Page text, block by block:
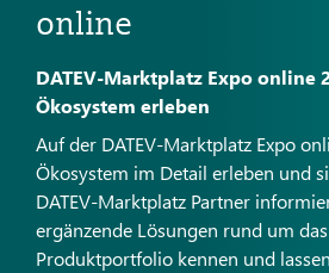
online
DATEV-Marktplatz Expo online
Ökosystem erleben
Auf der DATEV-Marktplatz Expo
Ökosystem im Detail erleben und
DATEV-Marktplatz Partner
ergänzende Lösungen rund um das
Produktportfolio kennen und